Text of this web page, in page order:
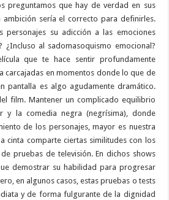
preguntamos que hay de verdad en sus
sería el correcto para definirles.
personajes su adicción a las emociones
¿Incluso al sadomasoquismo emocional?
que te hace sentir profundamente
carcajadas en momentos donde lo que de
pantalla es algo agudamente dramático.
film. Mantener un complicado equilibrio
y la comedia negra (negrísima), donde
de los personajes, mayor es nuestra
cinta comparte ciertas similitudes con los
pruebas de televisión. En dichos shows
demostrar su habilidad para progresar
en algunos casos, estas pruebas o tests
y de forma fulgurante de la dignidad